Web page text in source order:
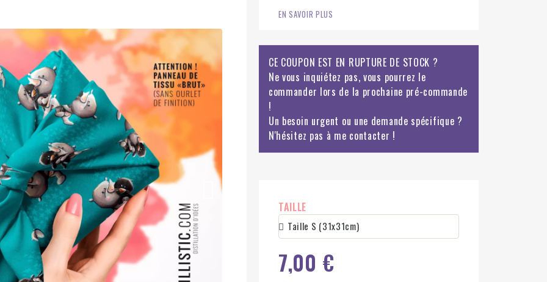
EN SAVOIR PLUS
CE COUPON EST EN RUPTURE DE STOCK ?
Ne vous inquiétez pas, vous pourrez le
commander lors de la prochaine pré-commande
!
Un besoin urgent ou une demande spécifique ?
N'hésitez pas à me contacter !
TAILLE
7,00 €